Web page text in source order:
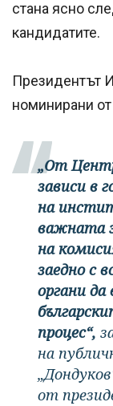
стана ясно
кандидатите.
Президентът
номинирани
„От
зависи в
на
важната
на
заедно с
органи
процес“,
на
от